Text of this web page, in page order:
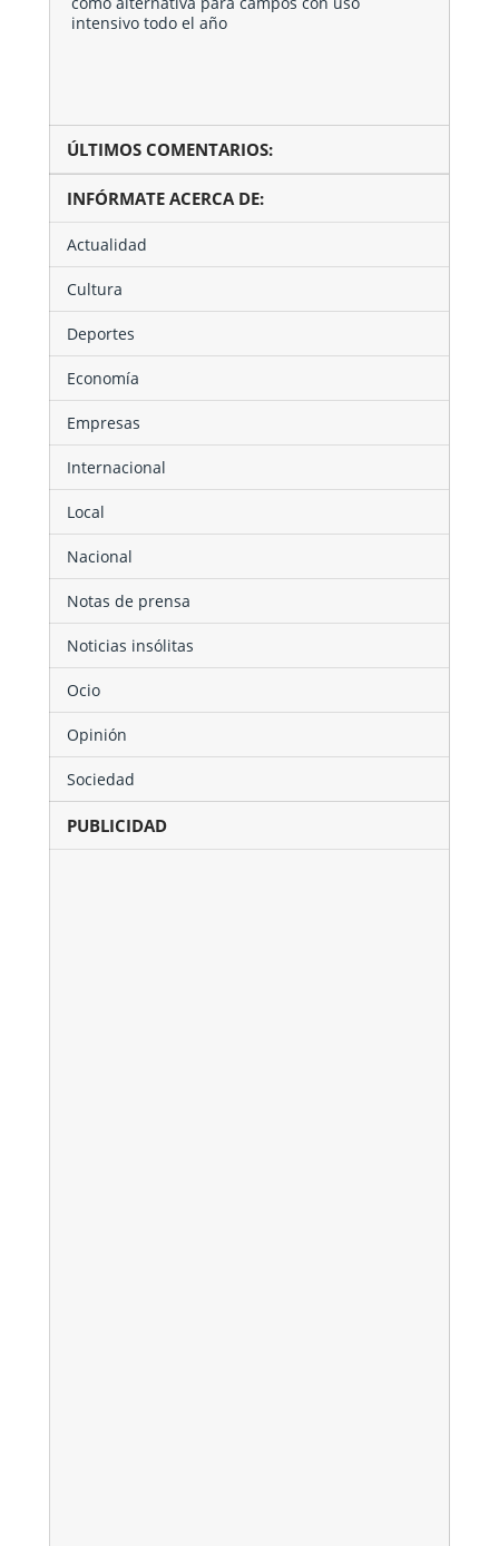
ÚLTIMOS COMENTARIOS:
INFÓRMATE ACERCA DE:
Actualidad
Cultura
Deportes
Economía
Empresas
Internacional
Local
Nacional
Notas de prensa
Noticias insólitas
Ocio
Opinión
Sociedad
PUBLICIDAD